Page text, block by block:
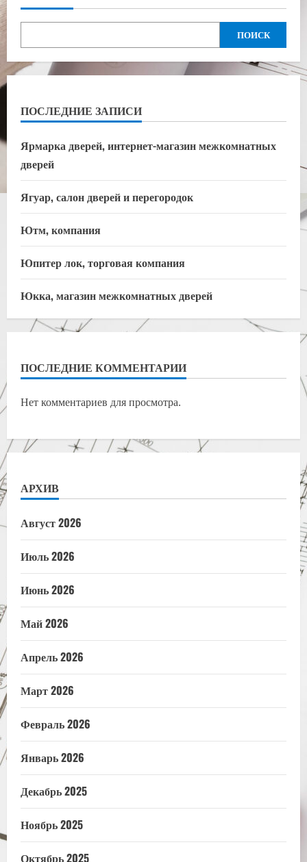
ПОИСК
ПОСЛЕДНИЕ ЗАПИСИ
Ярмарка дверей, интернет-магазин межкомнатных
дверей
Ягуар, салон дверей и перегородок
Ютм, компания
Юпитер лок, торговая компания
Юкка, магазин межкомнатных дверей
ПОСЛЕДНИЕ КОММЕНТАРИИ
Нет комментариев для просмотра.
АРХИВ
Август 2026
Июль 2026
Июнь 2026
Май 2026
Апрель 2026
Март 2026
Февраль 2026
Январь 2026
Декабрь 2025
Ноябрь 2025
Октябрь 2025